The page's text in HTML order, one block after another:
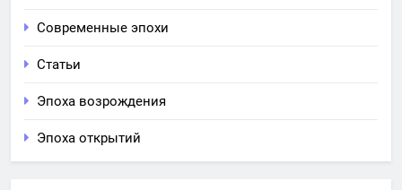
Современные эпохи
Статьи
Эпоха возрождения
Эпоха открытий